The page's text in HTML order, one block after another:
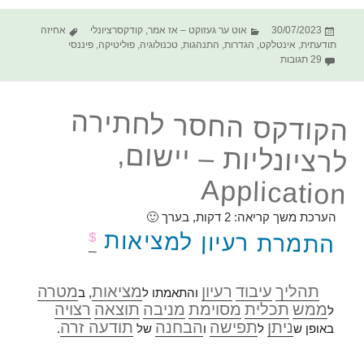
פורסם
בתאריך
30/07/2023 קטגוריות
אוט ער געזוקט – אז אמר,קודקסרציונלי תגיות
אחיזה
תודעתית, אינטלקט, הגדרות, התנהגות, טכנולוגיה,פוליטיקה,פיננסי
29 תגובות
על הקודקס החסר לחתירה לרציונליות – מימוש
הקודקס החסר לחתירה
לרציונליות – יישום,
Application
הערכת משך קריאה: 2 דקות, בערך 🙂
התמרת רעיון למציאות $
תהליך עיבוד רעיון והתאמתו למציאות, במטרה
לממש תכלית מסוימת מניבה תוצאה רצויה
באופן שניתן לתפישה והבחנה של תודעה זרה.